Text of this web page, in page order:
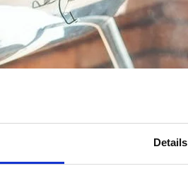
Details